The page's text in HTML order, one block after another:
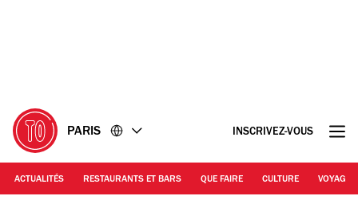
PARIS INSCRIVEZ-VOUS
ACTUALITÉS RESTAURANTS ET BARS QUE FAIRE CULTURE VOYAGE